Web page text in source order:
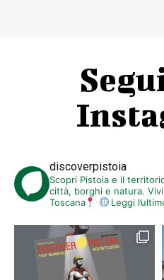
discoverpistoia
Scopri Pistoia e il
città, borghi e natura.
Toscana
Leggi